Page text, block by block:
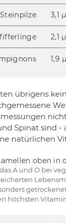
Steinpilze 3,1
2,1
1,9
übrigens
Spinat sind -
natürlichen
A und O bei
höchsten